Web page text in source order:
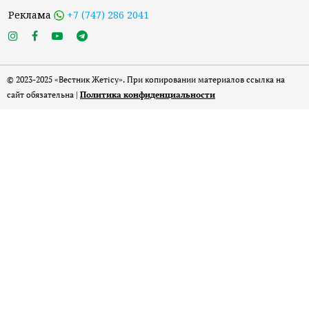
Реклама +7 (747) 286 2041
© 2023-2025 «Вестник Жетісу». При копировании материалов ссылка на
сайт обязательна | Политика конфиденциальности